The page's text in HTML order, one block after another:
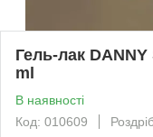
Гель-лак
ml
В наявності
Код: 010609